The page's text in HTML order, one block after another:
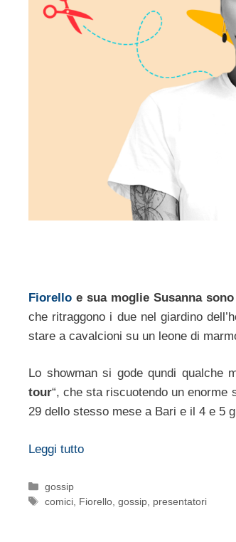
Fiorello e sua moglie Susanna
che ritraggono i due nel giardino
stare a cavalcioni su un leone di
Lo showman si gode qundi qualche
tour“, che sta riscuotendo un enorme
29 dello stesso mese a Bari e il 4 e 5
Leggi tutto
Categorie
gossip
Tag
comici Fiorello ,gossip presentatori